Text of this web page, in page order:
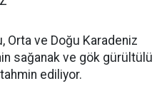
Orta ve Doğu Karadeniz
sağanak ve gök gürültülü
ediliyor.